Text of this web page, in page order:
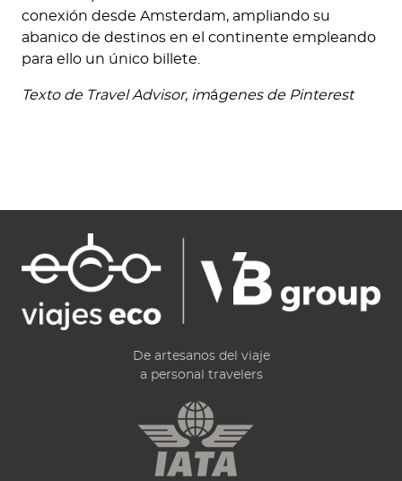
conexión desde Amsterdam, ampliando su
abanico de destinos en el continente empleando
para ello un único billete.
Texto de Travel Advisor, imágenes de Pinterest
De artesanos del viaje
a personal travelers